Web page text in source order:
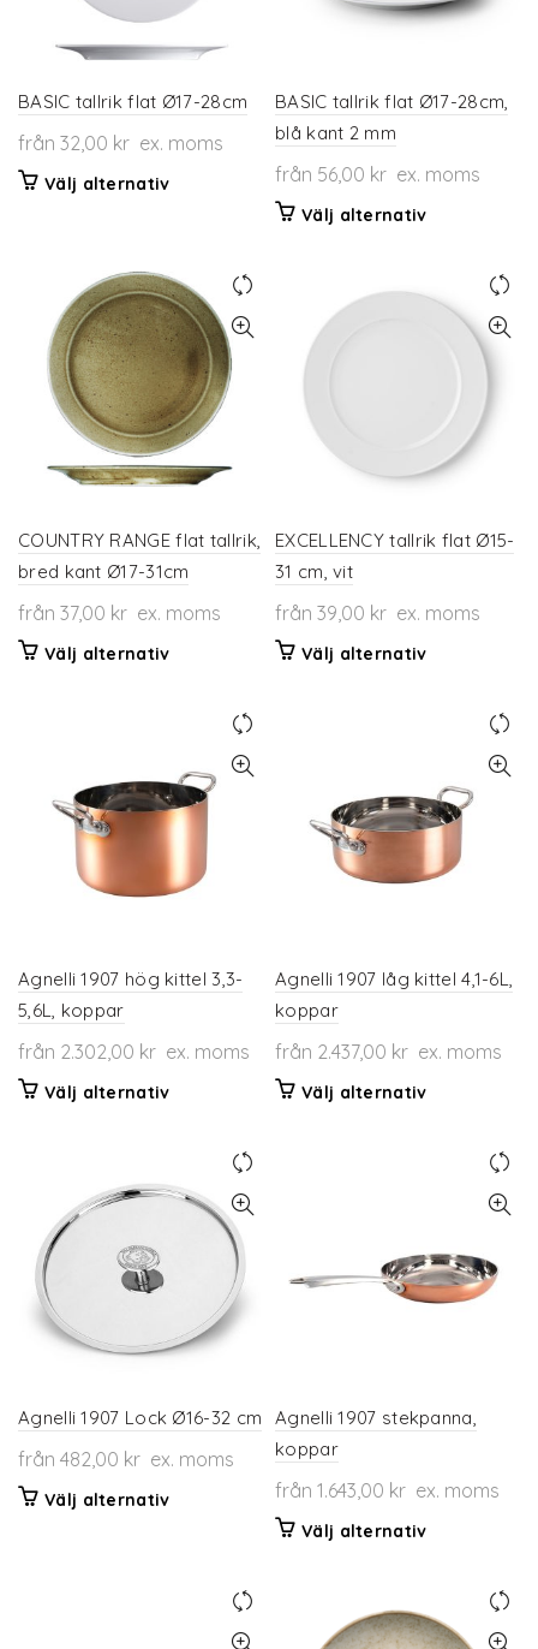
kan
produktsidan
väljas
BASIC tallrik flat Ø17-28cm
från 32,00 kr ex. moms
Välj alternativDen
flera
varianter.
De
olika
alternativen
kan
väljas
på
BASIC tallrik flat Ø17-28cm,
blå kant 2 mm
från 56,00 kr ex. moms
Välj alternativDen
har
flera
varianter.
alternativen
kan
väljas
produktsidan
COUNTRY RANGE flat tallrik,
bred kant Ø17-31cm
från 37,00 kr ex. moms
Välj alternativDen
varianter.
De
alternativen
kan
produktsidan
EXCELLENCY tallrik flat Ø15-
31 cm, vit
från 39,00 kr ex. moms
Välj alternativDen
varianter.
De
olika
alternativen
produktsidan
Agnelli 1907 hög kittel 3,3-
5,6L, koppar
från 2.302,00 kr ex. moms
Välj alternativDen
flera
varianter.
alternativen
kan
väljas
produktsidan
Agnelli 1907 låg kittel 4,1-6L,
koppar
från 2.437,00 kr ex. moms
Välj alternativDen
De
olika
alternativen
Agnelli 1907 Lock Ø16-32 cm
från 482,00 kr ex. moms
Välj alternativDen
varianter.
Agnelli 1907 stekpanna,
koppar
från 1.643,00 kr ex. moms
Välj alternativDen
har
flera